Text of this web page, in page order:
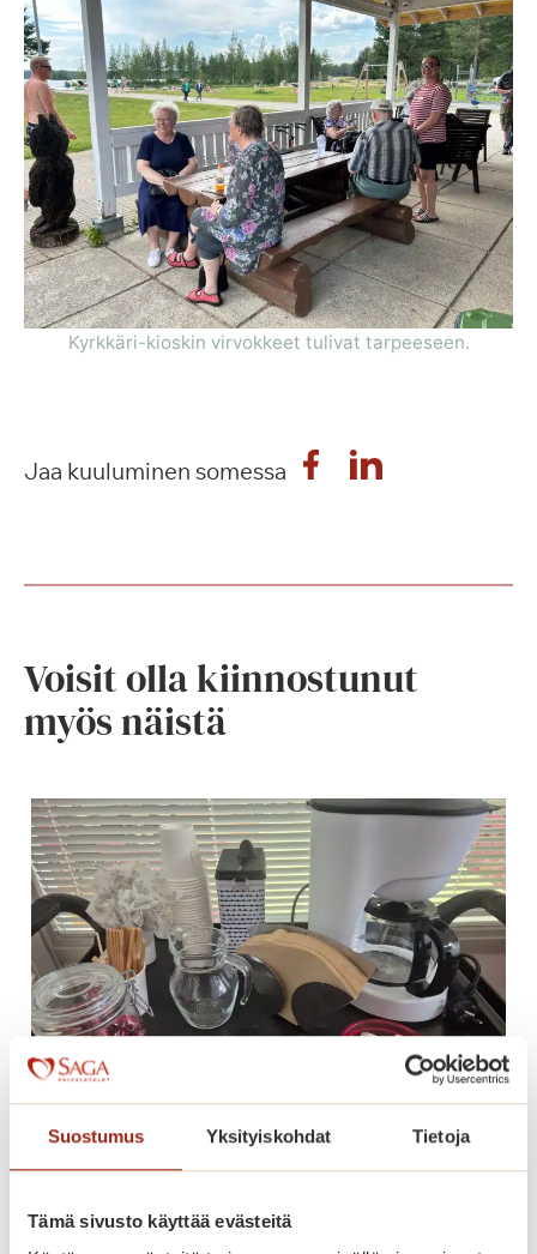
Suostumus Yksityiskohdat Tietoja
Tämä sivusto käyttää evästeitä
Kyrkkäri-kioskin virvokkeet tulivat tarpeeseen.
Jaa kuuluminen somessa
Voisit olla kiinnostunut
myös näistä
Päiväkahvia, kiitos!